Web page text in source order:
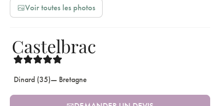
Voir toutes les photos
Castelbrac
Dinard (35)— Bretagne